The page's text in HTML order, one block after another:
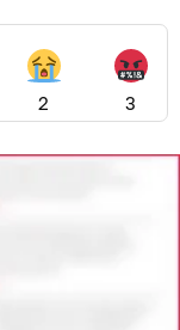
2 3